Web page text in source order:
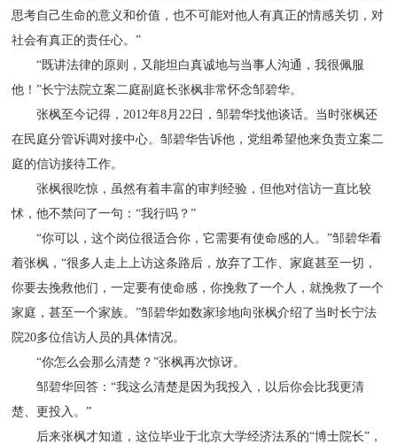
思考自己生命的意义和价值，也不可能对他人有真正的情感关切，对
社会有真正的责任心。”
“既讲法律的原则，又能坦白真诚地与当事人沟通，我很佩服
他！”长宁法院立案二庭副庭长张枫非常怀念邹碧华。
张枫至今记得，2012年8月22日，邹碧华找他谈话。当时张枫还
在民庭分管诉调对接中心。邹碧华告诉他，党组希望他来负责立案二
庭的信访接待工作。
张枫很吃惊，虽然有着丰富的审判经验，但他对信访一直比较
怵，他不禁问了一句：“我行吗？”
“你可以，这个岗位很适合你，它需要有使命感的人。”邹碧华看
着张枫，“很多人走上上访这条路后，放弃了工作、家庭甚至一切，
你要去挽救他们，一定要有使命感，你挽救了一个人，就挽救了一个
家庭，甚至一个家族。”邹碧华如数家珍地向张枫介绍了当时长宁法
院20多位信访人员的具体情况。
“你怎么会那么清楚？”张枫再次惊讶。
邹碧华回答：“我这么清楚是因为我投入，以后你会比我更清
楚、更投入。”
后来张枫才知道，这位毕业于北京大学经济法系的“博士院长”，